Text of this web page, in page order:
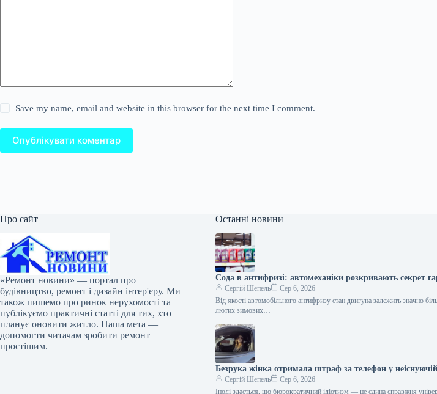
Save my name, email and website in this browser for the next time I comment.
Опублікувати коментар
Про сайт
«Ремонт новини» — портал про
будівництво, ремонт і дизайн інтер'єру. Ми
також пишемо про ринок нерухомості та
публікуємо практичні статті для тих, хто
планує оновити житло. Наша мета —
допомогти читачам зробити ремонт
простішим.
Останні новини
Сода в антифризі: автомеханіки розкривають секрет
Сергій Шепель
Сер 6, 2026
Від якості автомобільного антифризу стан двигуна залежить значно
лютих зимових…
Безрука жінка отримала штраф за телефон у
Сергій Шепель
Сер 6, 2026
Іноді здається, що бюрократичний ідіотизм — це єдина справжня